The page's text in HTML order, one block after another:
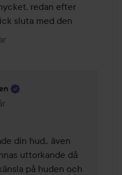
redan efter
sluta med den
Creator.lades 3 år
din hud.. även
uttorkande då
på huden och